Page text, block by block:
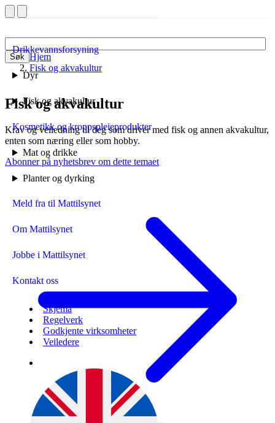
Søk
Drikkevannsforsyning
Dyr
Fisk og akvakultur
Kosmetikk og kroppspleieprodukter
Mat og drikke
Planter og dyrking
Meld fra til Mattilsynet
Om Mattilsynet
Jobbe i Mattilsynet
Kontakt oss
Skjema
Regelverk
Godkjente virksomheter
Veiledere
Hjem
Fisk og akvakultur
Fisk og akvakultur
Krav og veiledning til deg som driver med fisk og annen akvakultur,
enten som næring eller som hobby.
Abonner på nyhetsbrev om dette temaet